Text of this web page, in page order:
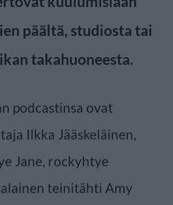
päältä, studiosta tai
takahuoneesta.
podcastinsa ovat
Ilkka Jääskeläinen,
Jane, rockyhtye
teinitähti Amy